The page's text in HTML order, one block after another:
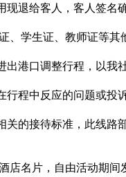
退给客人，客人签
、学生证、教师证等
港口调整行程，以
行程中反应的问题或投
的接待标准，此线
店名片，自由活动期